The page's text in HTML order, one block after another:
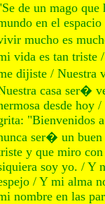
de un mago que
en el
mucho es
vida es tan triste
dijiste / Nuestra
casa ser�
desde hoy
"Bienvenidos
ser� un buen
y que miro
soy yo. / Y
/ Y mi alma
nombre en las